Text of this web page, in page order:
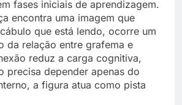
fases iniciais de aprendizagem.
encontra uma imagem que
que está lendo, ocorre um
da relação entre grafema e
reduz a carga cognitiva,
precisa depender apenas do
a figura atua como pista